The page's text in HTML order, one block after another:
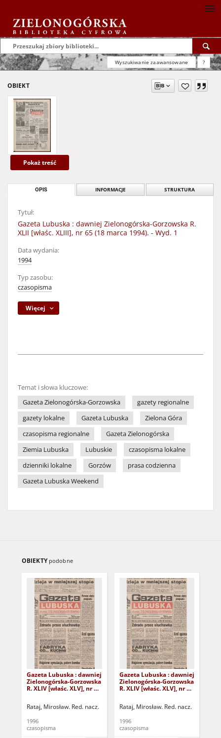
Wyszukiwanie zaawansowane ?
OBIEKT
Pokaż treść
OPIS INFORMACJE STRUKTURA
Tytuł:
Gazeta Lubuska : dawniej Zielonogórska-Gorzowska R.
XLII [właśc. XLIII], nr 65 (18 marca 1994). - Wyd. 1
Data wydania:
1994
Typ zasobu:
czasopisma
Więcej
Temat i słowa kluczowe:
Gazeta Zielonogórska-Gorzowska
gazety regionalne
gazety lokalne
Gazeta Lubuska
Zielona Góra
czasopisma regionalne
Gazeta Zielonogórska
Ziemia Lubuska
Lubuskie
czasopisma lokalne
dzienniki lokalne
Gorzów
prasa codzienna
Gazeta Lubuska Weekend
OBIEKTY podobne
Gazeta Lubuska : dawniej
Zielonogórska-Gorzowska
R. XLIV [właśc. XLV], nr 52
Rataj, Mirosław. Red. nacz.
1996
czasopisma
Gazeta Lubuska : dawniej
Zielonogórska-Gorzowska
R. XLIV [właśc. XLV], nr 46
Rataj, Mirosław. Red. nacz.
1996
czasopisma